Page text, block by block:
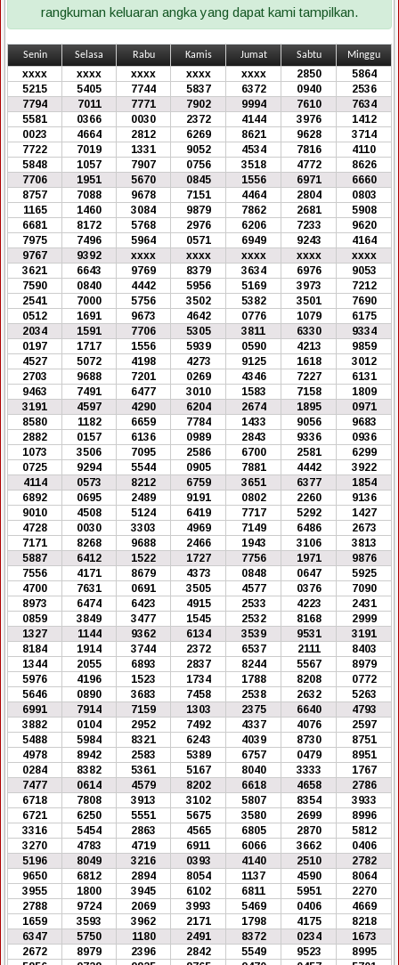
rangkuman keluaran angka yang dapat kami tampilkan.
Senin Selasa Rabu Kamis Jumat Sabtu Minggu
xxxx xxxx xxxx xxxx xxxx 2850
5864
5215
5405 7744 5837 6372 0940
2536
7794
7011 7771 7902 9994 7610
7634
5581
0366 0030 2372 4144 3976
1412
0023
4664 2812 6269 8621 9628
3714
7722
7019 1331 9052 4534 7816
4110
5848
1057 7907 0756 3518 4772
8626
7706
1951 5670 0845 1556 6971
6660
8757
7088 9678 7151 4464 2804
0803
1165
1460 3084 9879 7862 2681
5908
6681
8172 5768 2976 6206 7233
9620
7975
7496 5964 0571 6949 9243
4164
9767
9392 xxxx xxxx xxxx xxxx
xxxx
3621
6643 9769 8379 3634 6976
9053
7590
0840 4442 5956 5169 3973
7212
2541
7000 5756 3502 5382 3501
7690
0512
1691 9673 4642 0776 1079
6175
2034
1591 7706 5305 3811 6330
9334
0197
1717 1556 5939 0590 4213
9859
4527
5072 4198 4273 9125 1618
3012
2703
9688 7201 0269 4346 7227
6131
9463
7491 6477 3010 1583 7158
1809
3191
4597 4290 6204 2674 1895
0971
8580
1182 6659 7784 1433 9056
9683
2882
0157 6136 0989 2843 9336
0936
1073
3506 7095 2586 6700 2581
6299
0725
9294 5544 0905 7881 4442
3922
4114
0573 8212 6759 3651 6377
1854
6892
0695 2489 9191 0802 2260
9136
9010
4508 5124 6419 7717 5292
1427
4728
0030 3303 4969 7149 6486
2673
7171
8268 9688 2466 1943 3106
3813
5887
6412 1522 1727 7756 1971
9876
7556
4171 8679 4373 0848 0647
5925
4700
7631 0691 3505 4577 0376
7090
8973
6474 6423 4915 2533 4223
2431
0859
3849 3477 1545 2532 8168
2999
1327
1144 9362 6134 3539 9531
3191
8184
1914 3744 2372 6537 2111
8403
1344
2055 6893 2837 8244 5567
8979
5976
4196 1523 1734 1788 8208
0772
5646
0890 3683 7458 2538 2632
5263
6991
7914 7159 1303 2375 6640
4793
3882
0104 2952 7492 4337 4076
2597
5488
5984 8321 6243 4039 8730
8751
4978
8942 2583 5389 6757 0479
8951
0284
8382 5361 5167 8040 3333
1767
7477
0614 4579 8202 6618 4658
2786
6718
7808 3913 3102 5807 8354
3933
6721
6250 5551 5675 3580 2699
8996
3316
5454 2863 4565 6805 2870
5812
3270
4783 4719 6911 6066 3662
0406
5196
8049 3216 0393 4140 2510
2782
9650
6812 2894 8054 1137 4590
8064
3955
1800 3945 6102 6811 5951
2270
2788
9724 2069 3993 5469 0406
4669
1659
3593 3962 2171 1798 4175
8218
6347
5750 1180 2491 8372 0234
1673
2672
8979 2396 2842 5549 9523
8995